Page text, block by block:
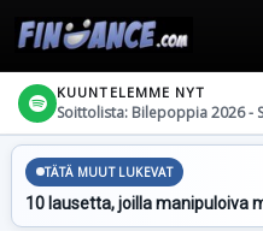
KUUNTELEMME NYT
Soittolista: Bilepoppia 2026 -
TÄTÄ MUUT LUKEVAT
10 lausetta, joilla manipuloiva